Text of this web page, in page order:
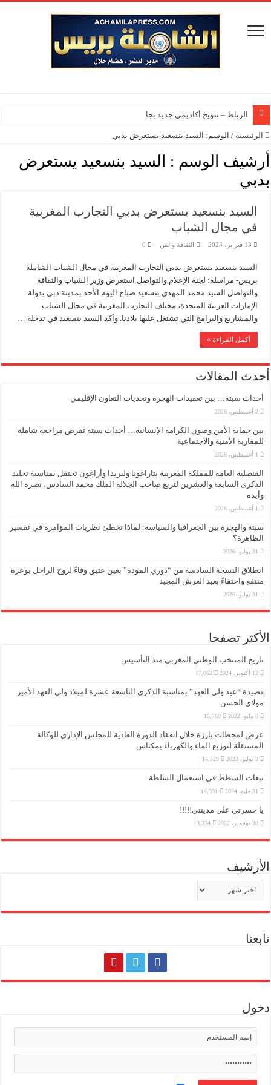
الرباط – تتويج أكاديمي جديد بجامعة
الرئيسية / الوسم: السيد بنسعيد يستعرض بدبي
أرشيف الوسم :
السيد بنسعيد يستعرض
بدبي
السيد بنسعيد يستعرض بدبي التجارب المغربية
في مجال الشباب
13 فبراير، 2023 الثقافة والفن 0
السيد بنسعيد يستعرض بدبي التجارب المغربية في مجال الشباب الشاملة
بريس- مراسلة: لجنة الإعلام والتواصل استعرض وزير الشباب والثقافة
والتواصل السيد محمد المهدي بنسعيد صباح اليوم الأحد بمدينة دبي بدولة
الإمارات العربية المتحدة، مختلف التجارب المغربية في مجال الشباب
والمشاريع والبرامج التي تشتغل عليها بلادنا. وأكد السيد بنسعيد في تدخله …
أكمل القراءة »
أحدث المقالات
أحداث سبتة… بين تعقيدات الهجرة وتحديات التعاون الإقليمي
2 أغسطس، 2026
بين حماية الأمن وصون الكرامة الإنسانية… أحداث سبتة تفرض مراجعة شاملة
للمقاربة الأمنية والاجتماعية
1 أغسطس، 2026
القنصلية العامة للمملكة المغربية بتاراغونا وليريدا وأراغون تحتفل بمناسبة تخليد
الذكرى السابعة والعشرين لتربع صاحب الجلالة الملك محمد السادس، نصره الله
وأيده
1 أغسطس، 2026
سبتة والهجرة بين الجغرافيا والسياسة: لماذا تخطئ نظريات المؤامرة في تفسير
الظاهرة؟
31 يوليو، 2026
انطلاق النسخة السادسة من “دوري المودة” بعين عتيق وفاءً لروح الراحل بوعزة
منتفع واحتفاءً بعيد العرش المجيد
31 يوليو، 2026
الأكثر تصفحا
تاريخ المنتخب الوطني المغربي منذ التأسيس
12 أكتوبر، 2024 17,062
قصيدة “عيد ولي العهد” بمناسبة الذكرى التاسعة عشرة لميلاد ولي العهد الأمير
مولاي الحسن
8 مايو، 2022 15,760
عرض لمحطات بارزة خلال انعقاد الدورة العادية للمجلس الإداري للوكالة
المستقلة لتوزيع الماء والكهرباء بمكناس
3 يوليو، 2023 14,529
تبعات الشطط في استعمال السلطة
31 مايو، 2024 14,391
يا حسرتي على مدينتي!!!!!
30 نوفمبر، 2022 13,334
الأرشيف
تابعنا
دخول